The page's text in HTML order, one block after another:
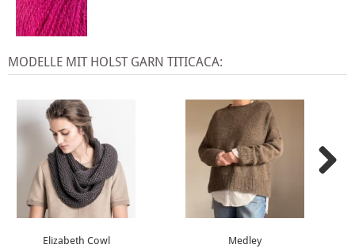
MODELLE MIT HOLST GARN TITICACA:
Elizabeth Cowl Medley